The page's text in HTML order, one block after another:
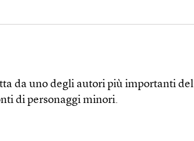
da uno degli autori più importanti del
di personaggi minori.